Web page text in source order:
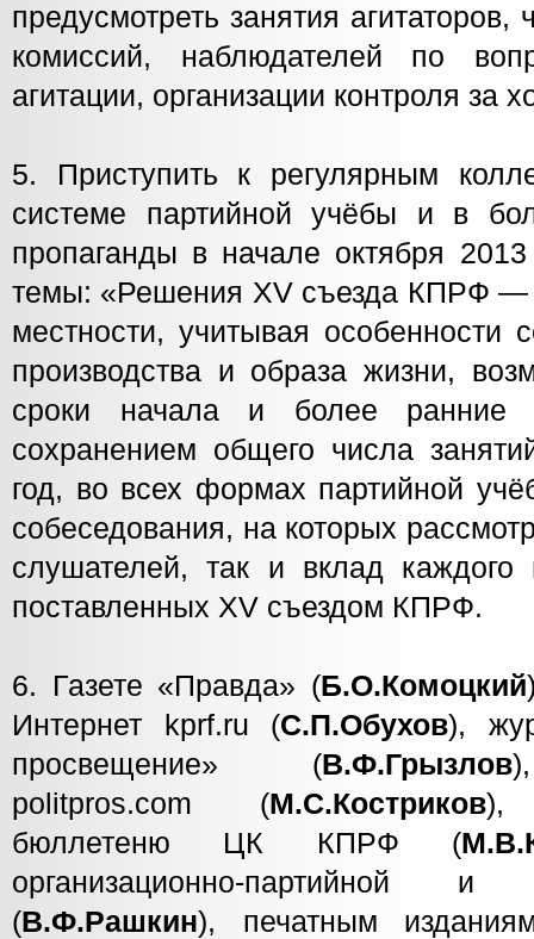
предусмотреть занятия агитаторов,
комиссий, наблюдателей по
агитации, организации контроля за
5. Приступить к регулярным
системе партийной учёбы и в
пропаганды в начале октября
темы: «Решения XV съезда КПРФ —
местности, учитывая особенности
производства и образа жизни,
сроки начала и более ранние
сохранением общего числа
год, во всех формах партийной
собеседования, на которых
слушателей, так и вклад
поставленных XV съездом КПРФ.
6. Газете «Правда» (Б.О.Комоцкий
Интернет kprf.ru (С.П.Обухов),
просвещение» (В.Ф.Грызлов
politpros.com (М.С.Костриков),
бюллетеню ЦК КПРФ (
организационно-партийной
(В.Ф.Рашкин), печатным